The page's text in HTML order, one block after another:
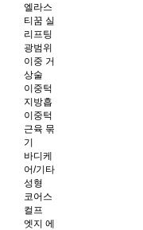
엘라스
티꿈 실
리프팅
광범위
이중 거
상술
이중턱
지방흡
이중턱
근육 묶
기
바디케
어/기타
성형
코어스
컬프
엣지 에